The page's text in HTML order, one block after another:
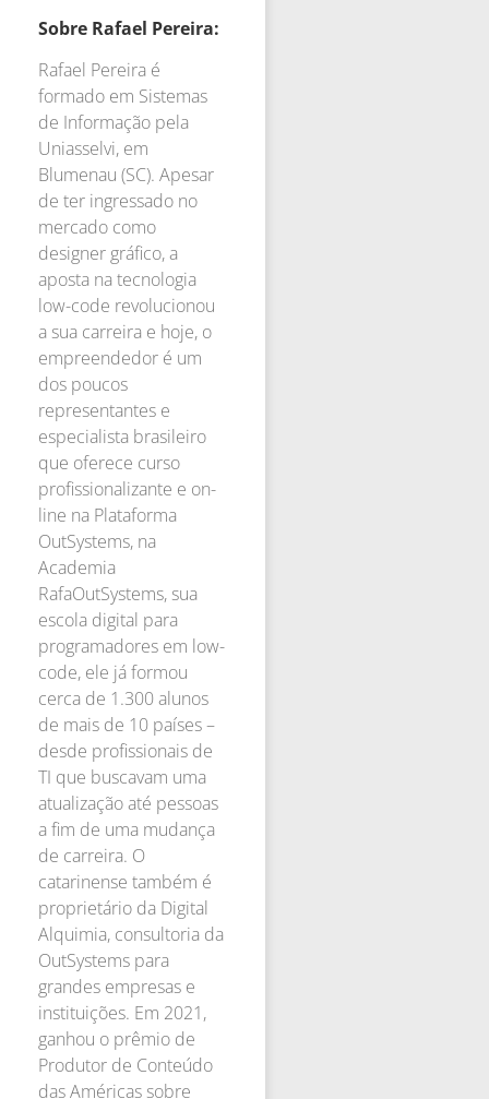
Sobre Rafael Pereira:
Rafael Pereira é
formado em Sistemas
de Informação pela
Uniasselvi, em
Blumenau (SC). Apesar
de ter ingressado no
mercado como
designer gráfico, a
aposta na tecnologia
low-code revolucionou
a sua carreira e hoje, o
empreendedor é um
dos poucos
representantes e
especialista brasileiro
que oferece curso
profissionalizante e on-
line na Plataforma
OutSystems, na
Academia
RafaOutSystems, sua
escola digital para
programadores em low-
code, ele já formou
cerca de 1.300 alunos
de mais de 10 países –
desde profissionais de
TI que buscavam uma
atualização até pessoas
a fim de uma mudança
de carreira. O
catarinense também é
proprietário da Digital
Alquimia, consultoria da
OutSystems para
grandes empresas e
instituições. Em 2021,
ganhou o prêmio de
Produtor de Conteúdo
das Américas sobre